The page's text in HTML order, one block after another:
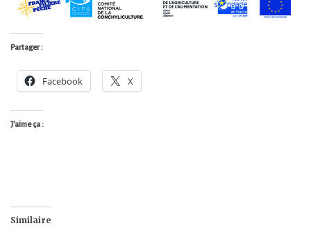
Partager :
Facebook X
J’aime ça :
Similaire